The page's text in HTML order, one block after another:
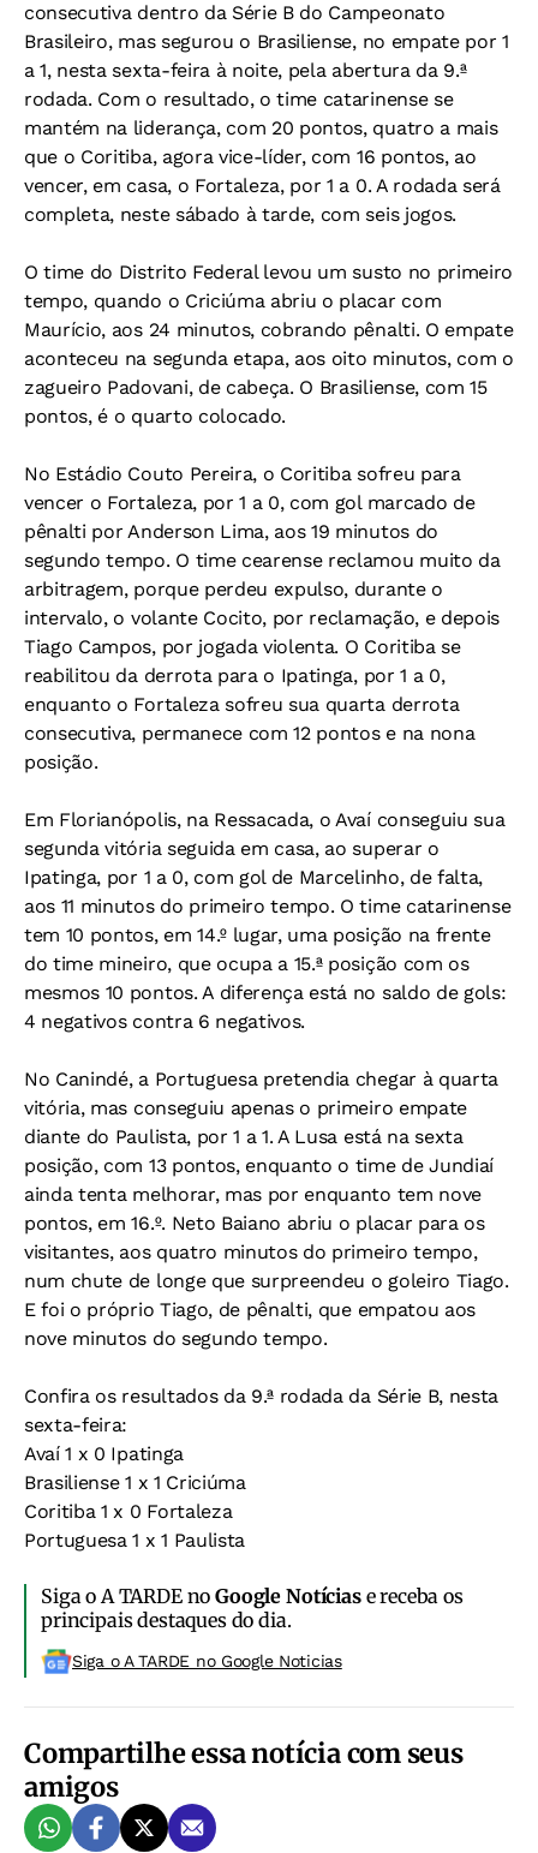
consecutiva dentro da Série B do Campeonato
Brasileiro, mas segurou o Brasiliense, no empate por 1
a 1, nesta sexta-feira à noite, pela abertura da 9.ª
rodada. Com o resultado, o time catarinense se
mantém na liderança, com 20 pontos, quatro a mais
que o Coritiba, agora vice-líder, com 16 pontos, ao
vencer, em casa, o Fortaleza, por 1 a 0. A rodada será
completa, neste sábado à tarde, com seis jogos.
O time do Distrito Federal levou um susto no primeiro
tempo, quando o Criciúma abriu o placar com
Maurício, aos 24 minutos, cobrando pênalti. O empate
aconteceu na segunda etapa, aos oito minutos, com o
zagueiro Padovani, de cabeça. O Brasiliense, com 15
pontos, é o quarto colocado.
No Estádio Couto Pereira, o Coritiba sofreu para
vencer o Fortaleza, por 1 a 0, com gol marcado de
pênalti por Anderson Lima, aos 19 minutos do
segundo tempo. O time cearense reclamou muito da
arbitragem, porque perdeu expulso, durante o
intervalo, o volante Cocito, por reclamação, e depois
Tiago Campos, por jogada violenta. O Coritiba se
reabilitou da derrota para o Ipatinga, por 1 a 0,
enquanto o Fortaleza sofreu sua quarta derrota
consecutiva, permanece com 12 pontos e na nona
posição.
Em Florianópolis, na Ressacada, o Avaí conseguiu sua
segunda vitória seguida em casa, ao superar o
Ipatinga, por 1 a 0, com gol de Marcelinho, de falta,
aos 11 minutos do primeiro tempo. O time catarinense
tem 10 pontos, em 14.º lugar, uma posição na frente
do time mineiro, que ocupa a 15.ª posição com os
mesmos 10 pontos. A diferença está no saldo de gols:
4 negativos contra 6 negativos.
No Canindé, a Portuguesa pretendia chegar à quarta
vitória, mas conseguiu apenas o primeiro empate
diante do Paulista, por 1 a 1. A Lusa está na sexta
posição, com 13 pontos, enquanto o time de Jundiaí
ainda tenta melhorar, mas por enquanto tem nove
pontos, em 16.º. Neto Baiano abriu o placar para os
visitantes, aos quatro minutos do primeiro tempo,
num chute de longe que surpreendeu o goleiro Tiago.
E foi o próprio Tiago, de pênalti, que empatou aos
nove minutos do segundo tempo.
Confira os resultados da 9.ª rodada da Série B, nesta
sexta-feira:
Avaí 1 x 0 Ipatinga
Brasiliense 1 x 1 Criciúma
Coritiba 1 x 0 Fortaleza
Portuguesa 1 x 1 Paulista
Siga o A TARDE noGoogle Notíciase receba os
principais destaques do dia.
Siga o A TARDE no Google Noticias
Compartilhe essa notícia com seus
amigos